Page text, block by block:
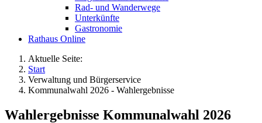
Rad- und Wanderwege
Unterkünfte
Gastronomie
Rathaus Online
Aktuelle Seite:
Start
Verwaltung und Bürgerservice
Kommunalwahl 2026 - Wahlergebnisse
Wahlergebnisse Kommunalwahl 2026